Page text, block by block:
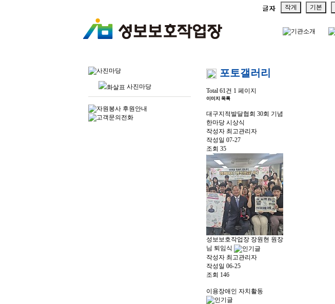
작게 기본
사진마당
포토갤러리
Total 61건 1 페이지
이미지 목록
대구지적발달협회 30회 기념
한마당 시상식
작성자 최고관리자
작성일 07-27
조회 35
성보보호작업장 장원현 원장
님 퇴임식
작성자 최고관리자
작성일 06-25
조회 146
이용장애인 자치활동